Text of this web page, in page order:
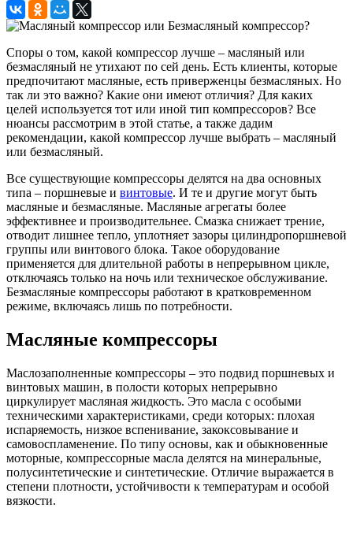
Споры о том, какой компрессор лучше – масляный или
безмасляный не утихают по сей день. Есть клиенты, которые
предпочитают масляные, есть приверженцы безмасляных. Но
так ли это важно? Какие они имеют отличия? Для каких
целей используется тот или иной тип компрессоров? Все
нюансы рассмотрим в этой статье, а также дадим
рекомендации, какой компрессор лучше выбрать – масляный
или безмасляный.
Все существующие компрессоры делятся на два основных
типа – поршневые и винтовые. И те и другие могут быть
масляные и безмасляные. Масляные агрегаты более
эффективнее и производительнее. Смазка снижает трение,
отводит лишнее тепло, уплотняет зазоры цилиндропоршневой
группы или винтового блока. Такое оборудование
применяется для длительной работы в непрерывном цикле,
отключаясь только на ночь или техническое обслуживание.
Безмасляные компрессоры работают в кратковременном
режиме, включаясь лишь по потребности.
Масляные компрессоры
Маслозаполненные компрессоры – это подвид поршневых и
винтовых машин, в полости которых непрерывно
циркулирует масляная жидкость. Это масла с особыми
техническими характеристиками, среди которых: плохая
испаряемость, низкое вспенивание, закоксовывание и
самовоспламенение. По типу основы, как и обыкновенные
моторные, компрессорные масла делятся на минеральные,
полусинтетические и синтетические. Отличие выражается в
степени плотности, устойчивости к температурам и особой
вязкости.